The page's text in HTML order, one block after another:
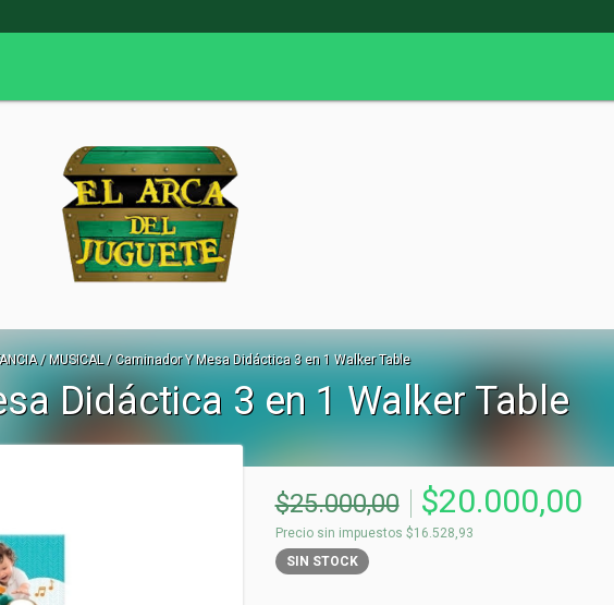
/ MUSICAL / Caminador Y Mesa Didáctica 3 en 1 Walker Table
Didáctica 3 en 1 Walker Table
$25.000,00 $20.000,00
Precio sin impuestos $16.528,93
SIN STOCK